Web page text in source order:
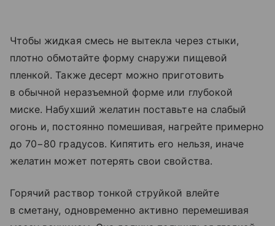
Чтобы жидкая смесь не вытекла через стыки,
плотно обмотайте форму снаружи пищевой
пленкой. Также десерт можно приготовить
в обычной неразъемной форме или глубокой
миске. Набухший желатин поставьте на слабый
огонь и, постоянно помешивая, нагрейте примерно
до 70−80 градусов. Кипятить его нельзя, иначе
желатин может потерять свои свойства.
Горячий раствор тонкой струйкой влейте
в сметану, одновременно активно перемешивая